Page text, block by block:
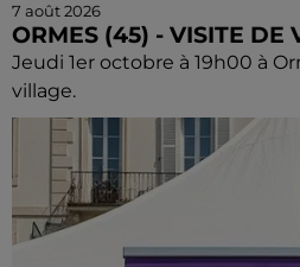
7 août 2026
ORMES (45) - VISITE DE
Jeudi 1er octobre à 19h00 à
village.